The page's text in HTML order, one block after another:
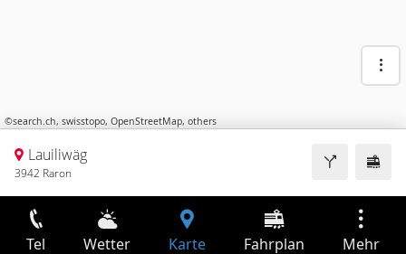
©search.ch, swisstopo, OpenStreetMap, others
Lauiliwäg
3942 Raron
Tel Wetter Karte Fahrplan Mehr